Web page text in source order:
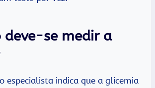
deve-se medir a
especialista indica que a glicemia